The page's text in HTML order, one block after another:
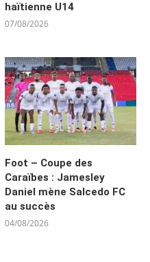
haïtienne U14
07/08/2026
Foot – Coupe des
Caraïbes : Jamesley
Daniel mène Salcedo FC
au succès
04/08/2026